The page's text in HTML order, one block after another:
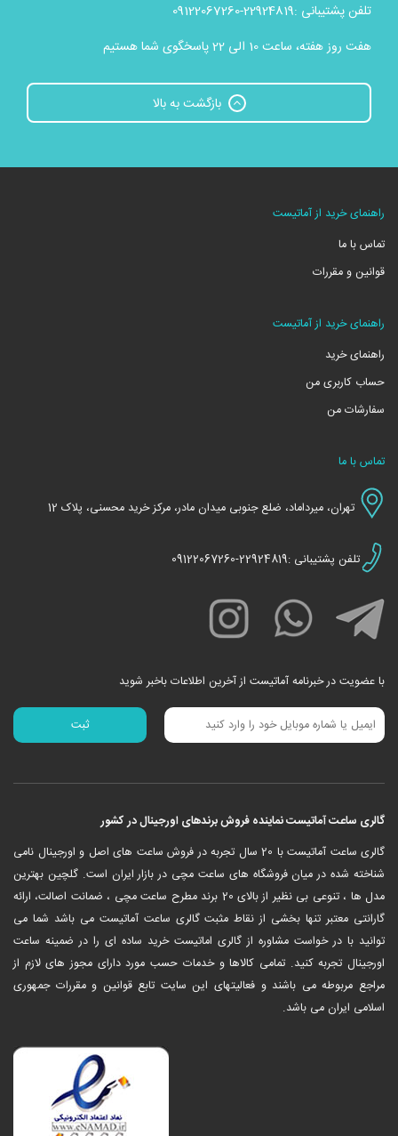
تلفن پشتیبانی :22924819-09122067260
هفت روز هفته، ساعت 10 الی 22 پاسخگوی شما هستیم
بازگشت به بالا
راهنمای خرید از آماتیست
تماس با ما
قوانین و مقررات
راهنمای خرید از آماتیست
راهنمای خرید
حساب کاربری من
سفارشات من
تماس با ما
تهران، میرداماد، ضلع جنوبی میدان مادر، مرکز خرید محسنی، پلاک 12
تلفن پشتیبانی :22924819-09122067260
با عضویت در خبرنامه آماتیست از آخرین اطلاعات باخبر شوید
گالری ساعت آماتیست نماینده فروش برندهای اورجینال در کشور
‎گالری ساعت آماتیست با 20 سال تجربه در فروش ساعت های اصل و اورجینال نامی
شناخته شده در میان فروشگاه های ساعت مچی در بازار ایران است. گلچین بهترین
مدل ها ، تنوعی بی نظیر از بالای 20 برند مطرح ساعت مچی ، ضمانت اصالت، ارائه
گارانتی معتبر تنها بخشی از نقاط مثبت گالری ساعت آماتیست می باشد شما می
توانید با در خواست مشاوره از گالری اماتیست خرید ساده ای را در ضمینه ساعت
اورجینال تجربه کنید. تمامی کالاها و خدمات حسب مورد دارای مجوز های لازم از
مراجع مربوطه می باشند و فعالیتهای این سایت تابع قوانین و مقررات جمهوری
اسلامی ایران می باشد.